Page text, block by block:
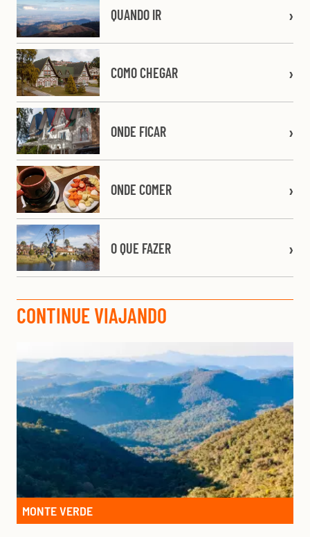
QUANDO IR
COMO CHEGAR
ONDE FICAR
ONDE COMER
O QUE FAZER
CONTINUE VIAJANDO
MONTE VERDE